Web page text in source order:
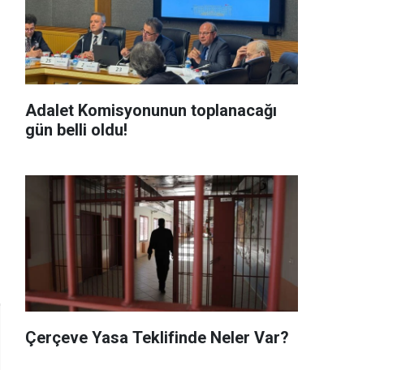
Adalet Komisyonunun toplanacağı
gün belli oldu!
Çerçeve Yasa Teklifinde Neler Var?